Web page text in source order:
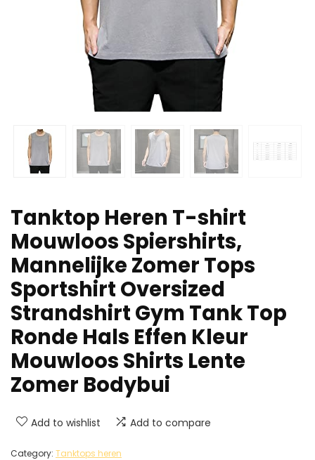
Tanktop Heren T-shirt
Mouwloos Spiershirts,
Mannelijke Zomer Tops
Sportshirt Oversized
Strandshirt Gym Tank Top
Ronde Hals Effen Kleur
Mouwloos Shirts Lente
Zomer Bodybui
Add to wishlist Add to compare
Category: Tanktops heren